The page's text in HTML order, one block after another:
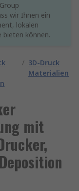
wir Ihnen ein
lokalen
bieten können.
/ 3D-Druck
Materialien
mit